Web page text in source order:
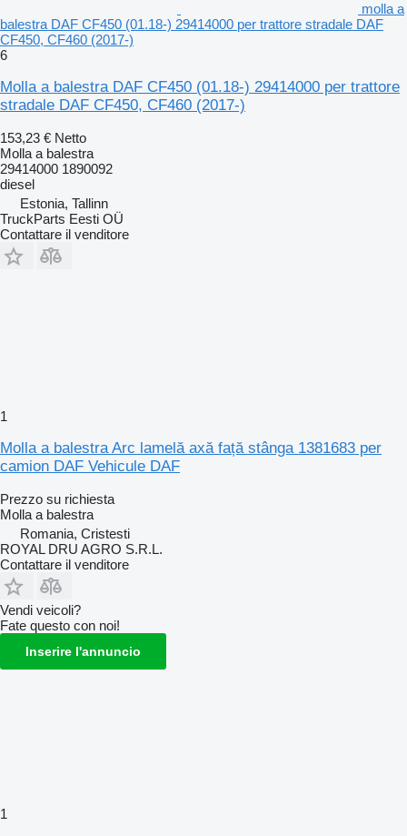
molla a
balestra DAF CF450 (01.18-) 29414000 per trattore stradale DAF
CF450, CF460 (2017-)
6
Molla a balestra DAF CF450 (01.18-) 29414000 per trattore
stradale DAF CF450, CF460 (2017-)
153,23 € Netto
Molla a balestra
29414000 1890092
diesel
Estonia, Tallinn
TruckParts Eesti OÜ
Contattare il venditore
1
Molla a balestra Arc lamelă axă față stânga 1381683 per
camion DAF Vehicule DAF
Prezzo su richiesta
Molla a balestra
Romania, Cristesti
ROYAL DRU AGRO S.R.L.
Contattare il venditore
Vendi veicoli?
Fate questo con noi!
Inserire l'annuncio
1